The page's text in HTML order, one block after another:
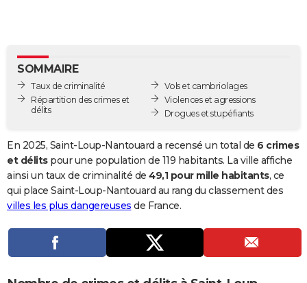
BONS PLANS
CARTE DE VOEUX
Dictionnaire
Biographies
Citations
Expressions
Proverbes
PROGRAMME TV
S'inscrire
Se connecter
Lycées
Collèges
Primaires
Universités
Entreprises
Service militaire
Avis de recherche
AVIS DE DÉCÈS
SOMMAIRE
Taux de criminalité
Répartition des crimes et
délits
Vols et cambriolages
Violences et agressions
Drogues et stupéfiants
En 2025, Saint-Loup-Nantouard a recensé un total de 6 crimes
et délitspour une population de 119 habitants. La ville affiche
ainsi un taux de criminalité de 49,1 pour mille habitants, ce
qui place Saint-Loup-Nantouard au rang du classement des
villes les plus dangereuses de France.